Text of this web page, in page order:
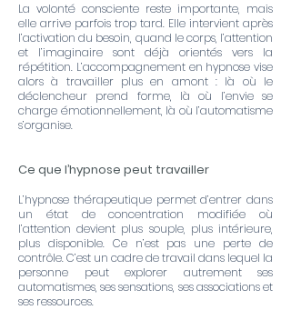
La volonté consciente reste importante, mais
elle arrive parfois trop tard. Elle intervient après
l’activation du besoin, quand le corps, l’attention
et l’imaginaire sont déjà orientés vers la
répétition. L’accompagnement en hypnose vise
alors à travailler plus en amont : là où le
déclencheur prend forme, là où l’envie se
charge émotionnellement, là où l’automatisme
s’organise.
Ce que l’hypnose peut travailler
L’hypnose thérapeutique permet d’entrer dans
un état de concentration modifiée où
l’attention devient plus souple, plus intérieure,
plus disponible. Ce n’est pas une perte de
contrôle. C’est un cadre de travail dans lequel la
personne peut explorer autrement ses
automatismes, ses sensations, ses associations et
ses ressources.